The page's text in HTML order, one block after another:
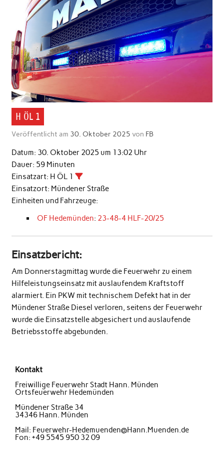
H ÖL 1
Veröffentlicht am 30. Oktober 2025 von FB
Datum: 30. Oktober 2025 um 13:02 Uhr
Dauer: 59 Minuten
Einsatzart: H ÖL 1
Einsatzort: Mündener Straße
Einheiten und Fahrzeuge:
OF Hedemünden: 23-48-4 HLF-20/25
Einsatzbericht:
Am Donnerstagmittag wurde die Feuerwehr zu einem
Hilfeleistungseinsatz mit auslaufendem Kraftstoff
alarmiert. Ein PKW mit technischem Defekt hat in der
Mündener Straße Diesel verloren, seitens der Feuerwehr
wurde die Einsatzstelle abgesichert und auslaufende
Betriebsstoffe abgebunden.
Kontakt
Freiwillige Feuerwehr Stadt Hann. Münden
Ortsfeuerwehr Hedemünden
Mündener Straße 34
34346 Hann. Münden
Mail: Feuerwehr-Hedemuenden@Hann.Muenden.de
Fon: +49 5545 950 32 09